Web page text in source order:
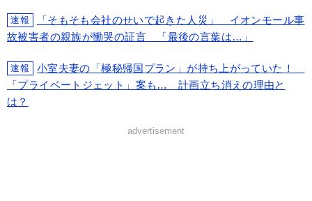
速報
「そもそも会社のせいで起きた人災」 イオンモール事
故被害者の親族が慟哭の証言 「最後の言葉は…」
速報
小室夫妻の「極秘帰国プラン」が持ち上がっていた！
「プライベートジェット」案も… 計画立ち消えの理由と
は？
advertisement